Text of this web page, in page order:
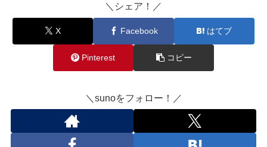
＼シェア！／
X Facebook はてブ
Pinterest コピー
＼sunoをフォロー！／